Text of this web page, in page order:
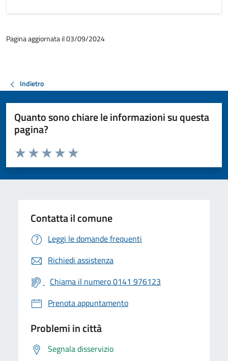
Pagina aggiornata il 03/09/2024
Indietro
Quanto sono chiare le informazioni su questa
pagina?
Valuta da 1 a 5 stelle la pagina
Valuta 5 stelle su 5
Valuta 4 stelle su 5
Valuta 3 stelle su 5
Valuta 2 stelle su 5
Valuta 1 stelle su 5
Contatta il comune
Leggi le domande frequenti
Richiedi assistenza
Chiama il numero 0141 976123
Prenota appuntamento
Problemi in città
Segnala disservizio